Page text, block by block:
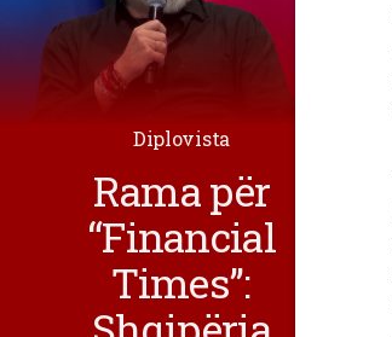
Diplovista
Rama për
“Financial
Times”: